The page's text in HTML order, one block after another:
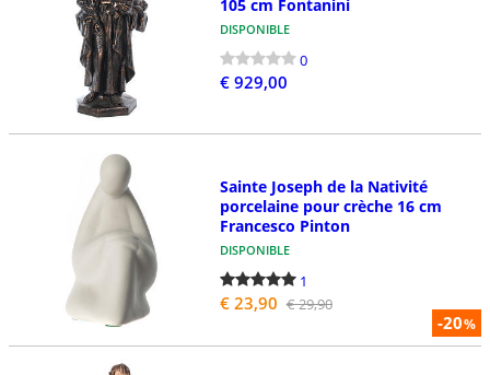
105 cm Fontanini
DISPONIBLE
0
€ 929,00
-20%
Sainte Joseph de la Nativité
porcelaine pour crèche 16 cm
Francesco Pinton
DISPONIBLE
1
€ 23,90 € 29,90